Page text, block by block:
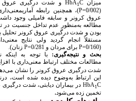
میزان
HbA1C
و شدت درگیری عروق
(
P=0/002)، همچنین رابطه
عروق کرونر و سابقه فامیلی وجود
مطالعه به‌منظور عدم تداخل جنسیت در
بودن و شدت درگیری عروق کرونر تحلیل
مستقلاً انجام گردید ولی نتایج
(
P=0/160برای مردان و P=0/281زنان).
بحث و نتیجه‌گیری: با توجه به اینکه
مطالعات مختلف ارتباط معنی‌داری با
شدت درگیری عروق کرونر را نشان می‌دهد
این ارتباط به‌وضوح دیده شده است،
HbA1C
در بیماران دیابتی، شدت درگیری
تخمین زده می‌شود.